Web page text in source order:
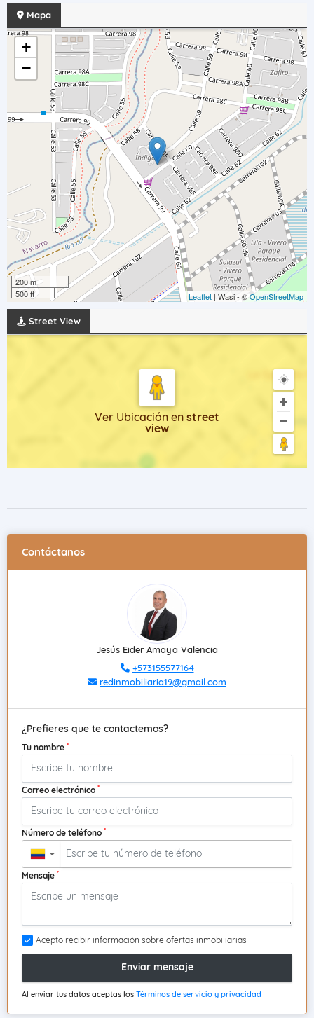
Mapa
+
−
200 m
500 ft
Leaflet | Wasi - ©OpenStreetMap
Street View
Ver Ubicación en street
view
Contáctanos
Jesús Eider Amaya Valencia
+573155577164
redinmobiliaria19@gmail.com
¿Prefieres que te contactemos?
Tu nombre *
Correo electrónico *
Número de teléfono *
▼
Mensaje *
Acepto recibir información sobre ofertas inmobiliarias
Enviar mensaje
Al enviar tus datos aceptas los Términos de servicio y privacidad